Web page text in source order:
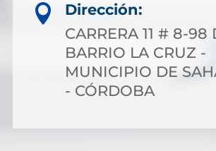

Dirección:
CARRERA 11 # 8-98
BARRIO LA CRUZ -
MUNICIPIO DE
- CÓRDOBA